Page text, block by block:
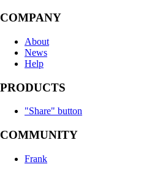
COMPANY
About
News
Help
PRODUCTS
"Share" button
COMMUNITY
Frank